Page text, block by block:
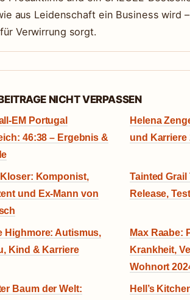
aus Leidenschaft ein Business wird
Verwirrung sorgt.
NICHT VERPASSEN
EM Portugal
46:38 – Ergebnis &
Helena
und Karriere
Kloser: Komponist,
und Ex-Mann von
Tainted Grail
Release,
Highmore: Autismus,
Kind & Karriere
Max Raabe:
Krankheit,
Wohnort
Baum der Welt:
Hell’s